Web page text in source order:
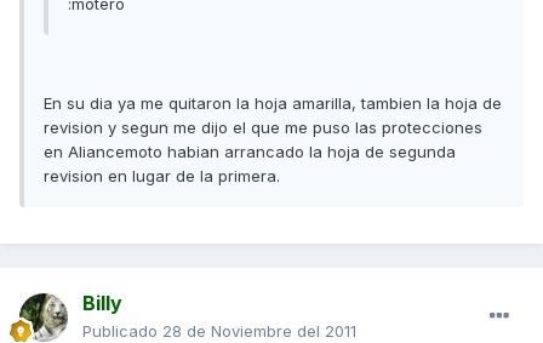
:motero
En su dia ya me quitaron la hoja amarilla, tambien la hoja de
revision y segun me dijo el que me puso las protecciones
en Aliancemoto habian arrancado la hoja de segunda
revision en lugar de la primera.
Billy
Publicado 28 de Noviembre del 2011